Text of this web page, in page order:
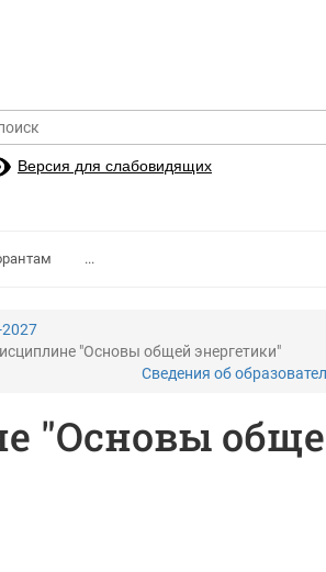
Версия для слабовидящих
...
"Основы общей энергетики"
Сведения об
"Основы